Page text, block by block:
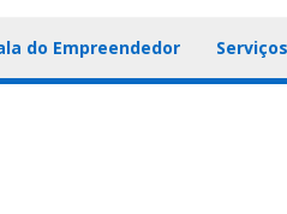
do Empreendedor Serviços